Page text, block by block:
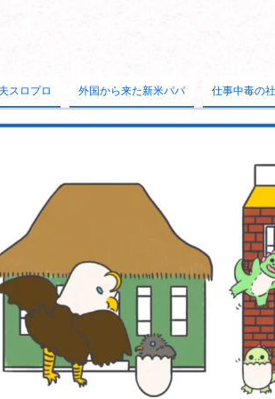
スロプロ 外国から来た新米パパ 仕事中毒の